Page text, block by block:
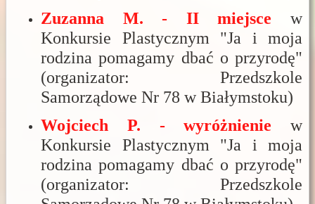
Zuzanna M. - II miejsce
w
Konkursie Plastycznym "Ja i moja
rodzina pomagamy dbać o przyrodę"
(organizator: Przedszkole
Samorządowe Nr 78 w Białymstoku)
Wojciech P. - wyróżnienie
w
Konkursie Plastycznym "Ja i moja
rodzina pomagamy dbać o przyrodę"
(organizator: Przedszkole